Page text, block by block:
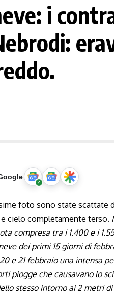
i
foto sono state scattate
cielo completamente terso.
compresa tra i1.400e i
dei primi 15 giorni di
e 21 febbraio una intensa
piogge che causavano lo
stesso intorno ai 2 metri